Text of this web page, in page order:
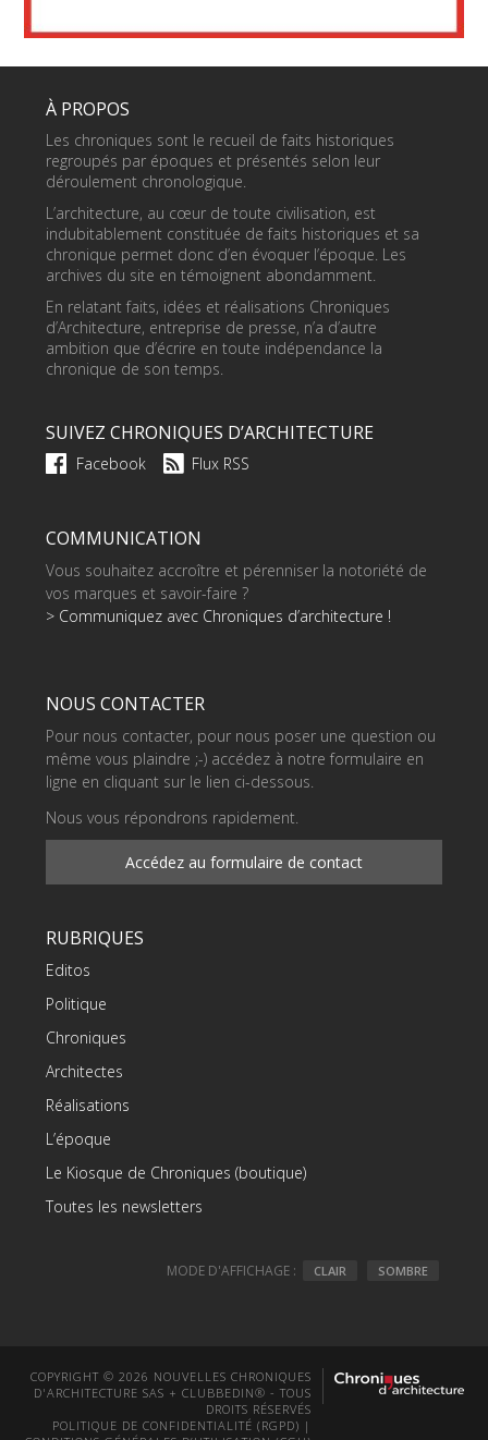
À PROPOS
Les chroniques sont le recueil de faits historiques
regroupés par époques et présentés selon leur
déroulement chronologique.
L’architecture, au cœur de toute civilisation, est
indubitablement constituée de faits historiques et sa
chronique permet donc d’en évoquer l’époque. Les
archives du site en témoignent abondamment.
En relatant faits, idées et réalisations Chroniques
d’Architecture, entreprise de presse, n’a d’autre
ambition que d’écrire en toute indépendance la
chronique de son temps.
SUIVEZ CHRONIQUES D’ARCHITECTURE
Facebook Flux RSS
COMMUNICATION
Vous souhaitez accroître et pérenniser la notoriété de
vos marques et savoir-faire ?
> Communiquez avec Chroniques d’architecture !
NOUS CONTACTER
Pour nous contacter, pour nous poser une question ou
même vous plaindre ;-) accédez à notre formulaire en
ligne en cliquant sur le lien ci-dessous.
Nous vous répondrons rapidement.
Accédez au formulaire de contact
RUBRIQUES
Editos
Politique
Chroniques
Architectes
Réalisations
L’époque
Le Kiosque de Chroniques (boutique)
Toutes les newsletters
MODE D'AFFICHAGE : CLAIR SOMBRE
COPYRIGHT © 2026 NOUVELLES CHRONIQUES
D'ARCHITECTURE SAS + CLUBBEDIN® - TOUS
DROITS RÉSERVÉS
POLITIQUE DE CONFIDENTIALITÉ (RGPD) |